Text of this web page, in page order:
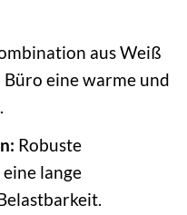
aus Weiß
eine warme und
Robuste
lange